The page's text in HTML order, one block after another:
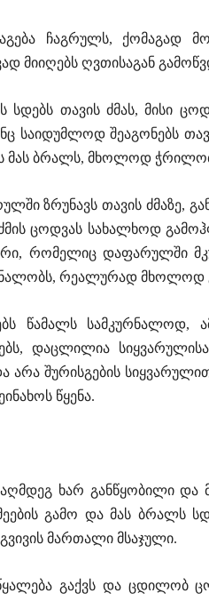
ჩაგრულს, ქომაგად
მიიღებს ღვთისაგან
სდებს თავის ძმას, მისი
საიდუმლოდ შეაგონებს
მას ბრალს, მხოლოდ
ზრუნავს თავის ძმაზე,
ცოდვას სახალხოდ
რომელიც დაფარულში
რეალურად მხოლოდ
წამალს სამკურნალოდ,
დაცლილია
არა შურისგების
წყენა.
ხარ განწყობილი და
გამო და მას ბრალს
მართალი მსაჯული.
გაქვს და ცდილობ